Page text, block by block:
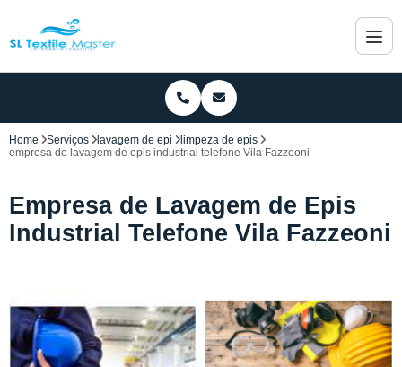
Home Serviços lavagem de epi
limpeza de epis
empresa de lavagem de epis industrial telefone Vila Fazzeoni
Empresa de Lavagem de Epis
Industrial Telefone Vila Fazzeoni